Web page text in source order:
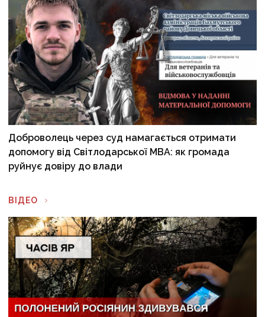
Доброволець через суд намагається отримати
допомогу від Світлодарської МВА: як громада
руйнує довіру до влади
ВІДЕО